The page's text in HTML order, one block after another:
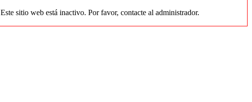
Este sitio web está inactivo. Por favor, contacte al administrador.